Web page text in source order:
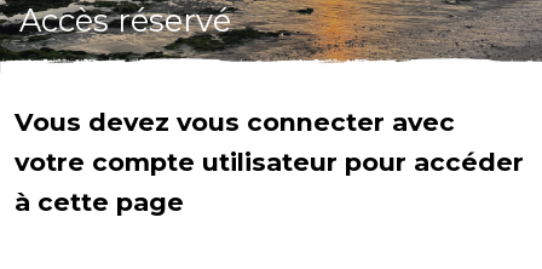
Accès réservé
Vous devez vous connecter avec
votre compte utilisateur pour accéder
à cette page